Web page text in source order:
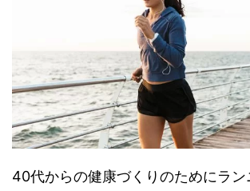
40代からの健康づくりのためにラン